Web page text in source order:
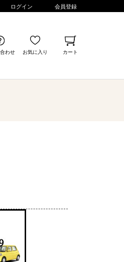
ログイン 会員登録
わせ お気に入り カート